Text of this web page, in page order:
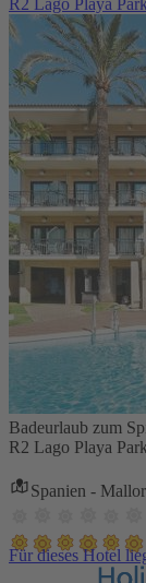
Badeurlaub zum
R2 Lago Playa Park
Spanien -
Für dieses Hotel